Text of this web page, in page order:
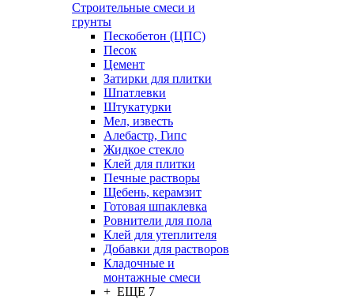
Строительные смеси и
грунты
Пескобетон (ЦПС)
Песок
Цемент
Затирки для плитки
Шпатлевки
Штукатурки
Мел, известь
Алебастр, Гипс
Жидкое стекло
Клей для плитки
Печные растворы
Щебень, керамзит
Готовая шпаклевка
Ровнители для пола
Клей для утеплителя
Добавки для растворов
Кладочные и
монтажные смеси
+ ЕЩЕ 7